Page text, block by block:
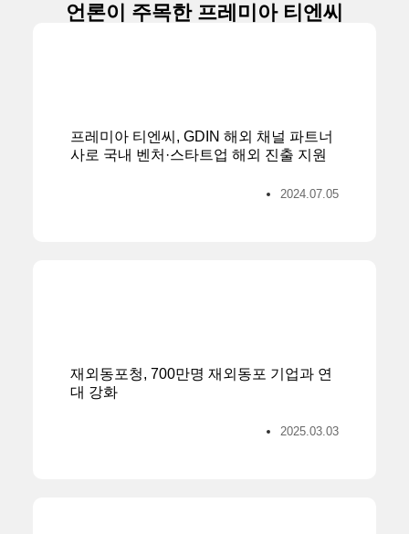
언론이 주목한 프레미아 티엔씨
프레미아 티엔씨, GDIN 해외 채널 파트너
사로 국내 벤처·스타트업 해외 진출 지원
2024.07.05
재외동포청, 700만명 재외동포 기업과 연
대 강화
2025.03.03